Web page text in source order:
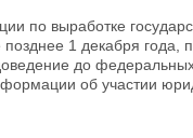
по выработке
1 декабря года,
до
об участии